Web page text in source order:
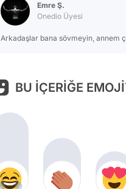
Emre Ş.
Onedio Üyesi
Arkadaşlar bana sövmeyin, annem
BU İÇERİĞE